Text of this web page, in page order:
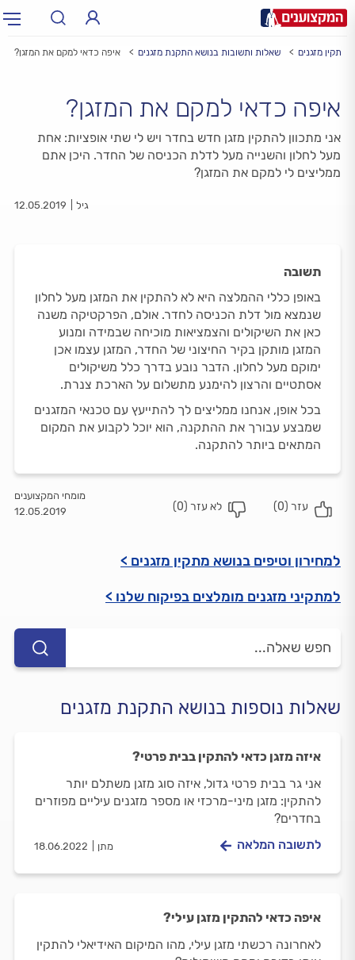
עיר: תל אביב, חיפה…
מתקין מזגנים שאלות ותשובות בנושא התקנת מזגנים איפה כדאי למקם את המזגן?
איפה כדאי למקם את המזגן?
אני מתכוון להתקין מזגן חדש בחדר ויש לי שתי אופציות: אחת
מעל לחלון והשנייה מעל לדלת הכניסה של החדר. היכן אתם
ממליצים לי למקם את המזגן?
גיל 12.05.2019
תשובה
באופן כללי ההמלצה היא לא להתקין את המזגן מעל לחלון
שנמצא מול דלת הכניסה לחדר. אולם, הפרקטיקה משנה
כאן את השיקולים והצמציאות מוכיחה שבמידה ומנוע
המזגן מותקן בקיר החיצוני של החדר, המזגן עצמו אכן
ימוקם מעל לחלון. הדבר נובע בדרך כלל משיקולים
אסתטיים והרצון להימנע מתשלום על הארכת צנרת.
בכל אופן, אנחנו ממליצים לך להתייעץ עם טכנאי המזגנים
שמבצע עבורך את ההתקנה, הוא יוכל לקבוע את המקום
המתאים ביותר להתקנה.
0
)
0
)
מומחי המקצוענים
12.05.2019
למחירון וטיפים בנושא מתקין מזגנים >
למתקיני מזגנים מומלצים בפיקוח שלנו >
שאלות נוספות בנושא התקנת מזגנים
איזה מזגן כדאי להתקין בבית פרטי?
אני גר בבית פרטי גדול, איזה סוג מזגן משתלם יותר
להתקין: מזגן מיני-מרכזי או מספר מזגנים עיליים מפוזרים
בחדרים?
מתן 18.06.2022 לתשובה המלאה
איפה כדאי להתקין מזגן עילי?
לאחרונה רכשתי מזגן עילי, מהו המיקום האידיאלי להתקין